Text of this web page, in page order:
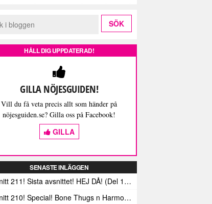
HÅLL DIG UPPDATERAD!
GILLA NÖJESGUIDEN!
Vill du få veta precis allt som händer på
nöjesguiden.se? Gilla oss på Facebook!
GILLA
SENASTE INLÄGGEN
Avsnitt 211! Sista avsnittet! HEJ DÅ! (Del 1 och 2)
Avsnitt 210! Special! Bone Thugs n Harmonys album E.1999 Eternal